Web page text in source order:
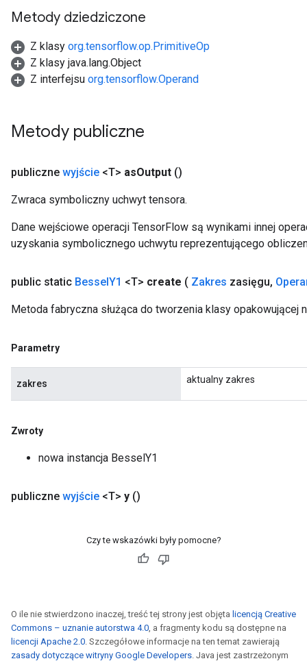
Metody dziedziczone
Z klasy org.tensorflow.op.PrimitiveOp
Z klasy java.lang.Object
Z interfejsu org.tensorflow.Operand
Metody publiczne
publiczne wyjście <T> asOutput ()
Zwraca symboliczny uchwyt tensora.
Dane wejściowe operacji TensorFlow są wynikami innej
uzyskania symbolicznego uchwytu reprezentującego
public static BesselY1 <T> create ( Zakres zasięgu,
Metoda fabryczna służąca do tworzenia klasy opakowującej
Parametry
zakres aktualny zakres
Zwroty
nowa instancja BesselY1
publiczne wyjście <T> y ()
Czy te wskazówki były pomocne?
O ile nie stwierdzono inaczej, treść tej strony jest objęta licencją Creative
Commons – uznanie autorstwa 4.0, a fragmenty kodu są dostępne na
licencji Apache 2.0. Szczegółowe informacje na ten temat zawierają
zasady dotyczące witryny Google Developers. Java jest zastrzeżonym